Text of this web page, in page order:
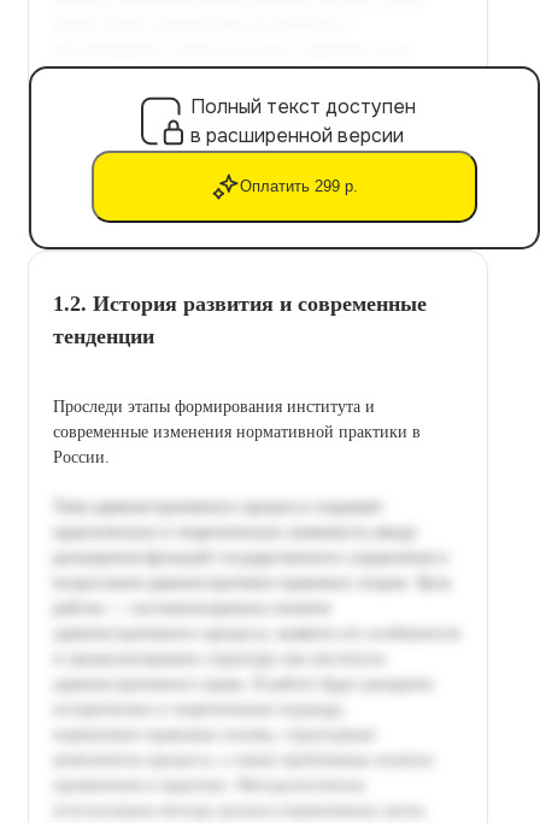
Полный текст доступен
в расширенной версии
Оплатить 299 р.
1.2. История развития и современные
тенденции
Проследи этапы формирования института и
современные изменения нормативной практики в
России.